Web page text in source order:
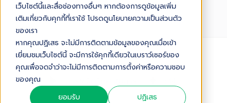
เว็บไซต์นี้และสื่อช่องทางอื่นๆ หากต้องการดูข้อมูลเพิ่ม
เติมเกี่ยวกับคุกกี้ที่เราใช้ โปรดดูนโยบายความเป็นส่วนตัว
ของเรา
หากคุณปฏิเสธ จะไม่มีการติดตามข้อมูลของคุณเมื่อเข้า
เยี่ยมชมเว็บไซต์นี้ จะมีการใช้คุกกี้เดียวในเบราว์เซอร์ของ
คุณเพื่อจดจำว่าจะไม่มีการติดตามการตั้งค่าหรือความชอบ
ของคุณ
ยอมรับ
ปฏิเสธ
การใช้จิตวิทยาในการตลาด: เทคนิคที่
ช่วยเพิ่มยอดขาย
Audio Version